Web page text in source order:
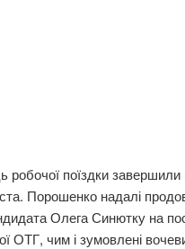
робочої поїздки
Порошенко надалі
Олега Синютку на
ОТГ, чим і зумовлені